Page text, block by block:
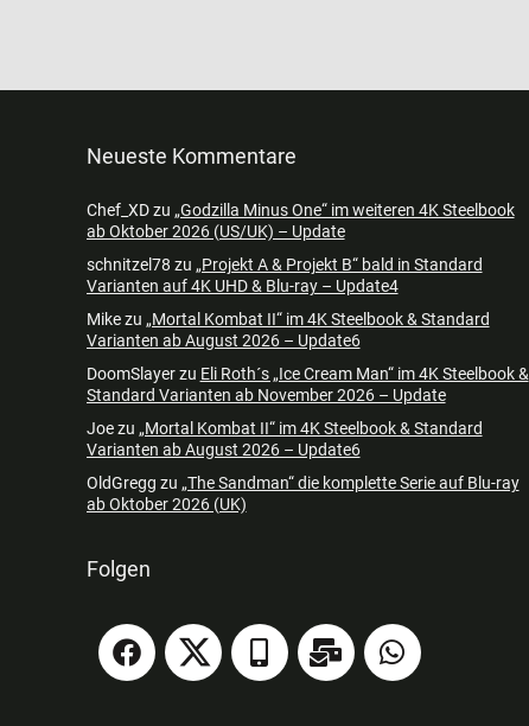
Neueste Kommentare
Chef_XDzu „Godzilla Minus One“ im weiteren 4K Steelbook
ab Oktober 2026 (US/UK) – Update
schnitzel78 zu „Projekt A & Projekt B“ bald in Standard
Varianten auf 4K UHD & Blu-ray – Update4
Mikezu „Mortal Kombat II“ im 4K Steelbook & Standard
Varianten ab August 2026 – Update6
DoomSlayerzu Eli Roth´s „Ice Cream Man“ im 4K Steelbook &
Standard Varianten ab November 2026 – Update
Joezu „Mortal Kombat II“ im 4K Steelbook & Standard
Varianten ab August 2026 – Update6
OldGregg zu „The Sandman“ die komplette Serie auf Blu-ray
ab Oktober 2026 (UK)
Folgen